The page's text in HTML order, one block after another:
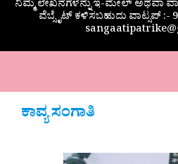
ನಿಮ್ಮ ಲೇಖನಗಳನ್ನು ಇ-ಮೇಲ್ ಅಥವಾ
ವೆಬ್ಸೈಟ್ ಕಳಿಸಬಹುದು ವಾಟ್ಸಪ್‌ :-
ಕಾವ್ಯ ಸಂಗಾತಿ